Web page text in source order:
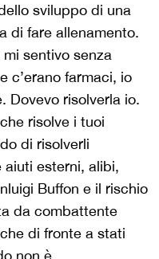
sviluppo di una
di fare allenamento.
sentivo senza
c’erano farmaci, io
Dovevo risolverla io.
risolve i tuoi
di risolverli
aiuti esterni, alibi,
Buffon e il rischio
da combattente
di fronte a stati
non è